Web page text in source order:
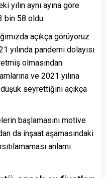
yılın aynı ayına göre
bin 58 oldu.
açıkça görüyoruz
yılında pandemi dolayısı
olmasından
ve 2021 yılına
düşük seyrettiğini açıkça
başlamasını motive
da inşaat aşamasındaki
anlamı